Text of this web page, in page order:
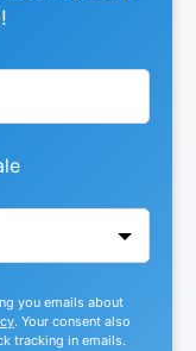
you emails about
. Your consent also
tracking in emails.